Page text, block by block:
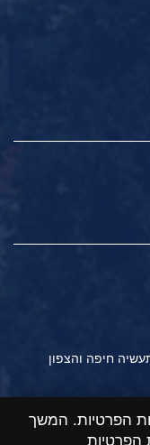
חיפה והצפון
הפרטיות. המשך
הפרטיות